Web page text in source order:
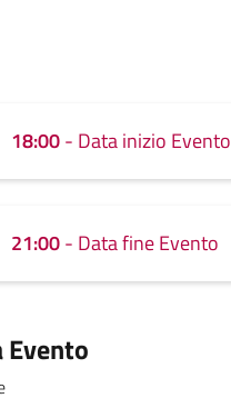
18:00- Data inizio Evento
21:00- Data fine Evento